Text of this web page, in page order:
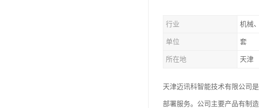
行业 机械
单位 套
所在地 天津
天津迈讯科智能技术有限公司
部署服务。公司主要产品有制